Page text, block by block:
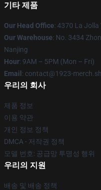
기타 제품
Our Head Office: 4370 La Jolla
Our Warehouse: No. 3434
Nanjing
Hour: 9AM – 5PM (Mon – Fri)
Email : contact@1923-
우리의 회사
제품 정보
이용 약관
개인 정보 정책
DMCA - 저작권 정책
모델 번호: 공급망 투명성 행위
우리의 지원
배송 및 배송 정책